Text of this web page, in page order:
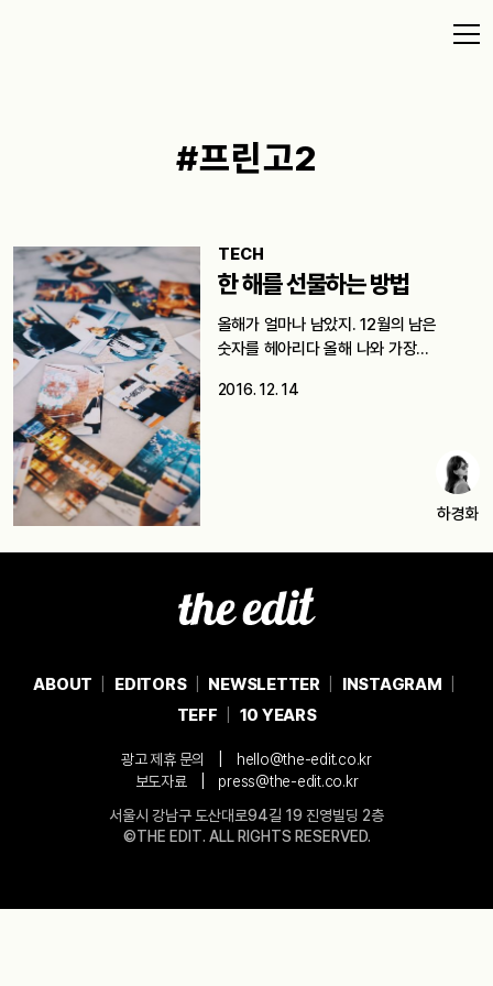
#프린고2
TECH
한 해를 선물하는 방법
올해가 얼마나 남았지. 12월의 남은
숫자를 헤아리다 올해 나와 가장…
2016. 12. 14
하경화
ABOUT EDITORS NEWSLETTER
INSTAGRAM
TEFF
10 YEARS
광고 제휴 문의
hello@the-edit.co.kr
보도자료
press@the-edit.co.kr
서울시 강남구 도산대로94길 19 진영빌딩 2층
©THE EDIT. ALL RIGHTS RESERVED.